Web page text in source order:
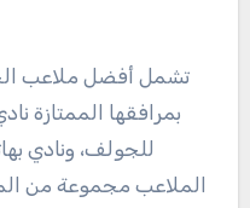
تشمل أفضل ملاعب
بمرافقها الممتازة
للجولف، ونادي
الملاعب مجموعة من